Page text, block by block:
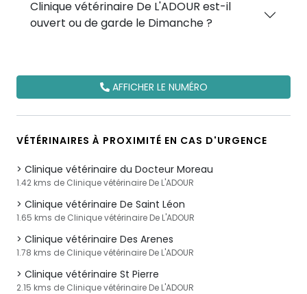
Clinique vétérinaire De L'ADOUR est-il
ouvert ou de garde le Dimanche ?
AFFICHER LE NUMÉRO
VÉTÉRINAIRES À PROXIMITÉ EN CAS D'URGENCE
Clinique vétérinaire du Docteur Moreau
1.42 kms de Clinique vétérinaire De L'ADOUR
Clinique vétérinaire De Saint Léon
1.65 kms de Clinique vétérinaire De L'ADOUR
Clinique vétérinaire Des Arenes
1.78 kms de Clinique vétérinaire De L'ADOUR
Clinique vétérinaire St Pierre
2.15 kms de Clinique vétérinaire De L'ADOUR